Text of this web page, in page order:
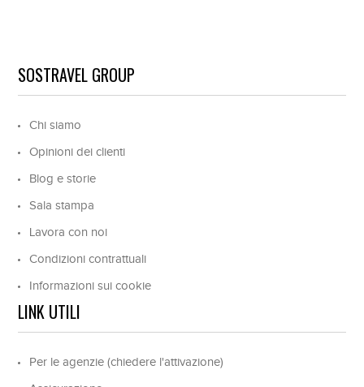
SOSTRAVEL GROUP
Chi siamo
Opinioni dei clienti
Blog e storie
Sala stampa
Lavora con noi
Condizioni contrattuali
Informazioni sui cookie
LINK UTILI
Per le agenzie (chiedere l'attivazione)